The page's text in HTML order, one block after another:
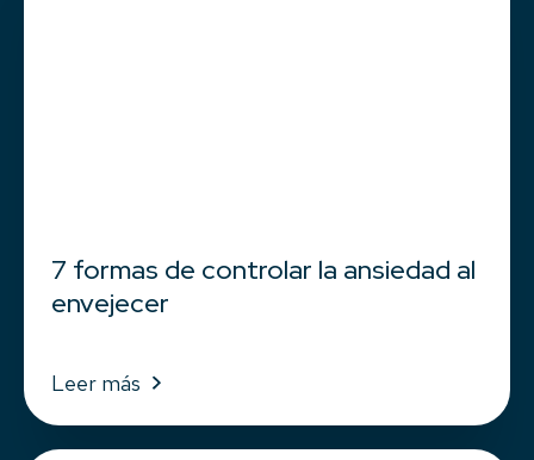
7 formas de controlar la ansiedad al
envejecer
Leer más